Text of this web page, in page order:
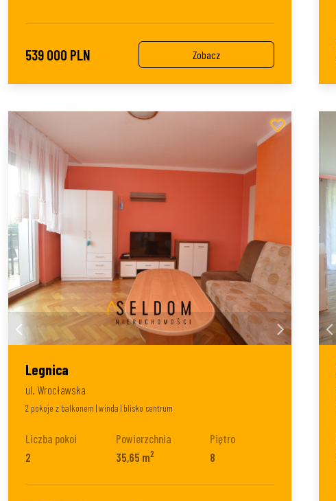
539 000 PLN Zobacz
Legnica
ul. Wrocławska
2 pokoje z balkonem | winda | blisko centrum
Liczba pokoi
2
Powierzchnia
35,65 m2
Piętro
8